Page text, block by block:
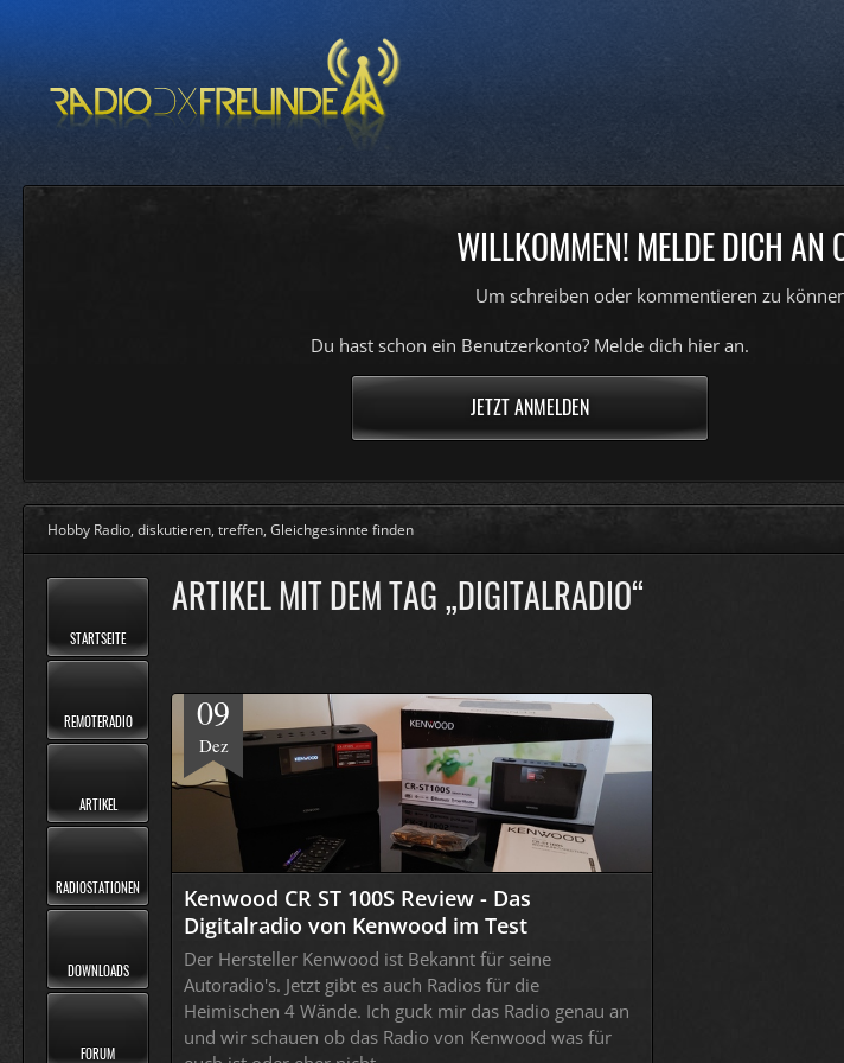
WILLKOMMEN! MELDE DICH AN
Um schreiben oder kommentieren zu
Du hast schon ein Benutzerkonto? Melde dich hier an.
JETZT ANMELDEN
Hobby Radio, diskutieren, treffen, Gleichgesinnte finden
STARTSEITE
REMOTERADIO
ARTIKEL
RADIOSTATIONEN
DOWNLOADS
FORUM
ARTIKEL MIT DEM TAG „DIGITALRADIO“
09
Dez
Kenwood CR ST 100S Review - Das
Digitalradio von Kenwood im Test
Der Hersteller Kenwood ist Bekannt für seine
Autoradio's. Jetzt gibt es auch Radios für die
Heimischen 4 Wände. Ich guck mir das Radio genau an
und wir schauen ob das Radio von Kenwood was für